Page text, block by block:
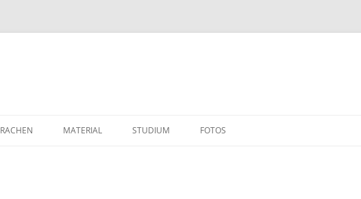
MATERIAL STUDIUM FOTOS